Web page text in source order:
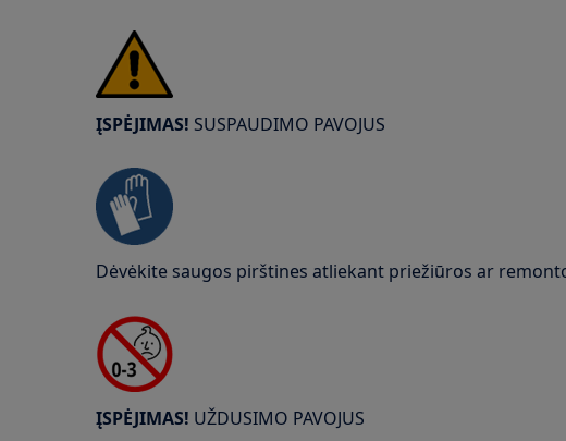
ĮSPĖJIMAS! SUSPAUDIMO PAVOJUS
Dėvėkite saugos pirštines atliekant priežiūros ar
ĮSPĖJIMAS! UŽDUSIMO PAVOJUS